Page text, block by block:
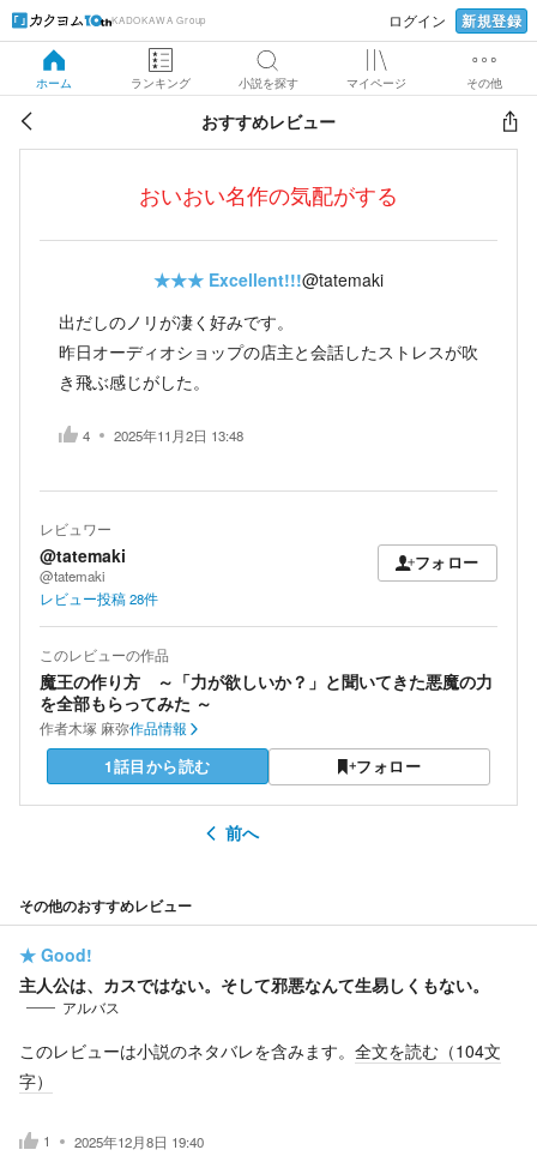
KADOKAWA Group ログイン 新規登録
ホーム ランキング 小説を探す マイページ その他
おすすめレビュー
おいおい名作の気配がする
★★★ Excellent!!!@tatemaki
出だしのノリが凄く好みです。
昨日オーディオショップの店主と会話したストレスが吹
き飛ぶ感じがした。
4 2025年11月2日 13:48
レビュワー
@tatemaki
@tatemaki
フォロー
レビュー投稿28件
このレビューの作品
魔王の作り方 ～「力が欲しいか？」と聞いてきた悪魔の力
を全部もらってみた ～
作者木塚 麻弥作品情報
1話目から読む フォロー
前へ
その他のおすすめレビュー
★ Good!
主人公は、カスではない。そして邪悪なんて生易しくもない。
アルバス
このレビューは小説のネタバレを含みます。 全文を読む（104文
字）
1 2025年12月8日 19:40